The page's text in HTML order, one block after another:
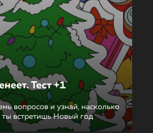
Тест +1
вопросов и узнай, насколько
ты встретишь Новый год